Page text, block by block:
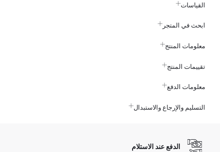
القياسات
ابحث في المتجر
معلومات المنتج
تقييمات المنتج
معلومات الدفع
التسليم والإرجاع والاستبدال
الدفع عند الاستلام